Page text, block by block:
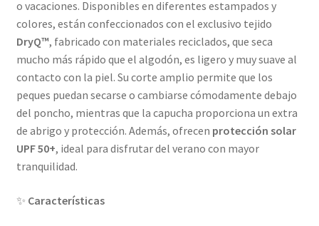
o vacaciones. Disponibles en diferentes estampados y
colores, están confeccionados con el exclusivo tejido
DryQ™, fabricado con materiales reciclados, que seca
mucho más rápido que el algodón, es ligero y muy suave al
contacto con la piel. Su corte amplio permite que los
peques puedan secarse o cambiarse cómodamente debajo
del poncho, mientras que la capucha proporciona un extra
de abrigo y protección. Además, ofrecen protección solar
UPF 50+, ideal para disfrutar del verano con mayor
tranquilidad.
✨ Características